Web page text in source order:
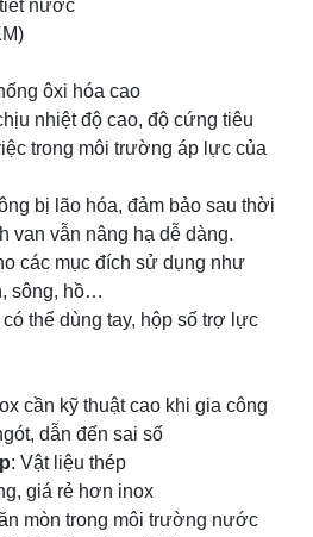
ôxi hóa cao
nhiệt độ cao, độ cứng tiêu
trong môi trường áp lực của
bị lão hóa, đảm bảo sau thời
van vẫn nâng hạ dễ dàng.
các mục đích sử dụng như
sông, hồ…
thể dùng tay, hộp số trợ lực
cần kỹ thuật cao khi gia công
dẫn đến sai số
: Vật liệu thép
giá rẻ hơn inox
mòn trong môi trường nước